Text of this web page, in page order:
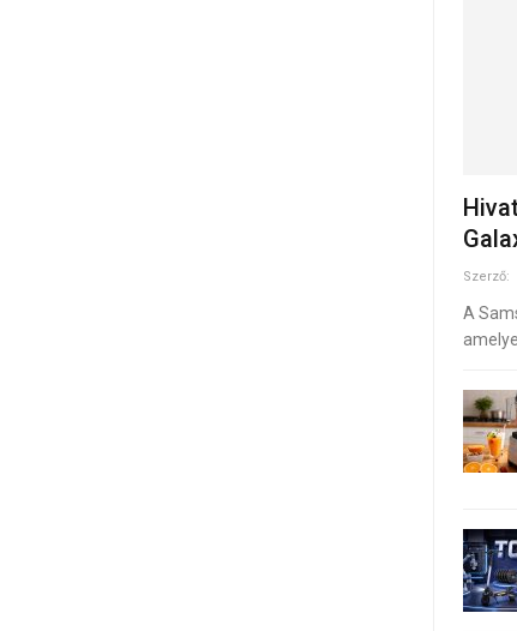
Szerző:
A